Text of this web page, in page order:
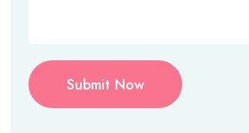
Submit Now